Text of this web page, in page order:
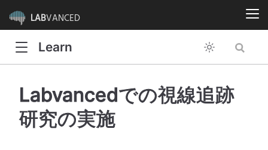
LABVANCED
Learn
Labvancedでの視線追跡
研究の実施